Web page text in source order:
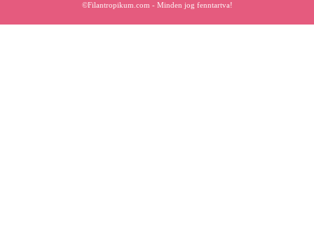
©Filantropikum.com - Minden jog fenntartva!